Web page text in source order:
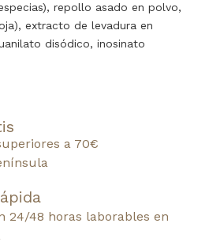
repollo asado en polvo,
extracto de levadura en
disódico, inosinato
a 70€
24/48 horas laborables en